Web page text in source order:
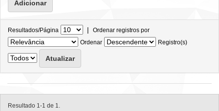
Resultados/Página | Ordenar registros por
Ordenar
Registro(s)
Resultado 1-1 de 1.